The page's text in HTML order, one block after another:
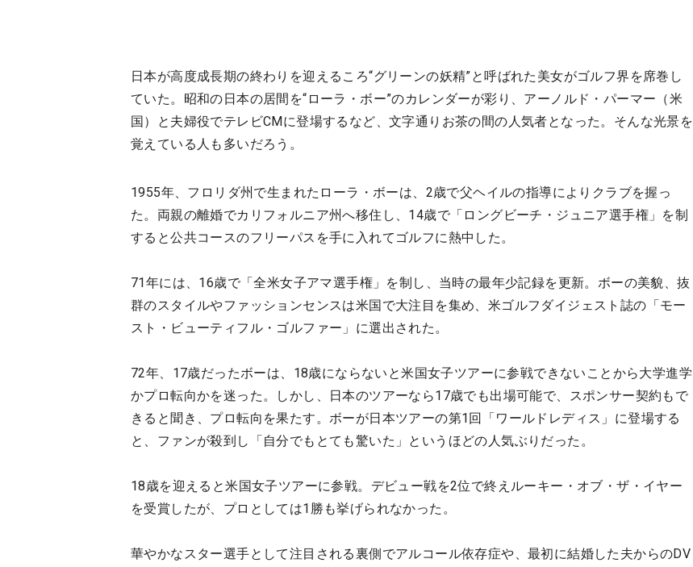
日本が高度成長期の終わりを迎えるころ“グリーンの妖精”と呼ばれた美女がゴルフ界を席巻し
ていた。昭和の日本の居間を“ローラ・ボー”のカレンダーが彩り、アーノルド・パーマー（米
国）と夫婦役でテレビCMに登場するなど、文字通りお茶の間の人気者となった。そんな光景を
覚えている人も多いだろう。
1955年、フロリダ州で生まれたローラ・ボーは、2歳で父ヘイルの指導によりクラブを握っ
た。両親の離婚でカリフォルニア州へ移住し、14歳で「ロングビーチ・ジュニア選手権」を制
すると公共コースのフリーパスを手に入れてゴルフに熱中した。
71年には、16歳で「全米女子アマ選手権」を制し、当時の最年少記録を更新。ボーの美貌、抜
群のスタイルやファッションセンスは米国で大注目を集め、米ゴルフダイジェスト誌の「モー
スト・ビューティフル・ゴルファー」に選出された。
72年、17歳だったボーは、18歳にならないと米国女子ツアーに参戦できないことから大学進学
かプロ転向かを迷った。しかし、日本のツアーなら17歳でも出場可能で、スポンサー契約もで
きると聞き、プロ転向を果たす。ボーが日本ツアーの第1回「ワールドレディス」に登場する
と、ファンが殺到し「自分でもとても驚いた」というほどの人気ぶりだった。
18歳を迎えると米国女子ツアーに参戦。デビュー戦を2位で終えルーキー・オブ・ザ・イヤー
を受賞したが、プロとしては1勝も挙げられなかった。
華やかなスター選手として注目される裏側でアルコール依存症や、最初に結婚した夫からのDV